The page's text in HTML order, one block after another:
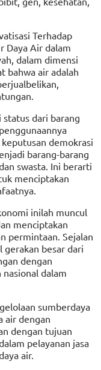
Terhadap
Daya Air dalam
dalam dimensi
bahwa air adalah
dari barang
demokrasi
barang-barang
swasta. Ini berarti
menciptakan
inilah muncul
menciptakan
permintaan. Sejalan
besar dari
dengan
dalam
sumberdaya
air dengan
dengan tujuan
pelayanan jasa
air.